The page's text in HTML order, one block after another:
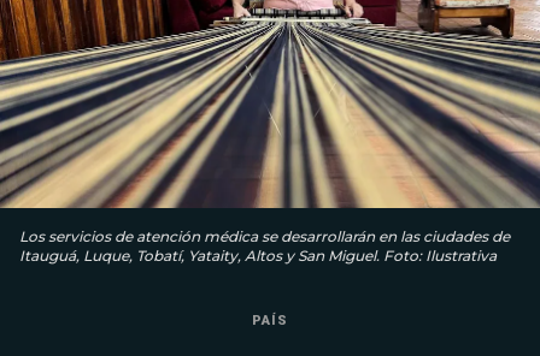
Los servicios de atención médica se desarrollarán en las ciudades de
Itauguá, Luque, Tobatí, Yataity, Altos y San Miguel. Foto: Ilustrativa
PAÍS